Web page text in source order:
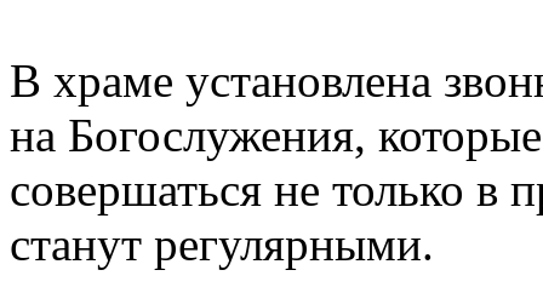
В храме установлена
на Богослужения,
совершаться не только в
станут регулярными.